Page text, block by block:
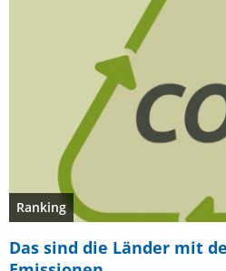
Ranking
Das sind die Länder mit